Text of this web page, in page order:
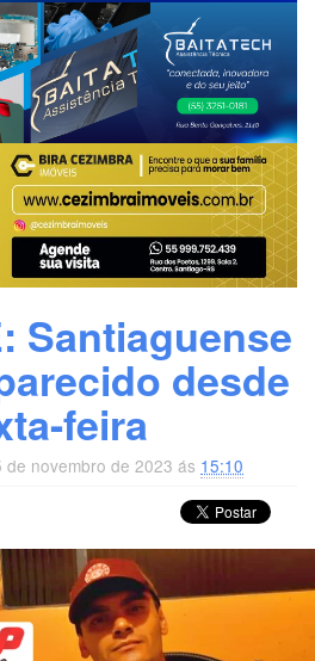
Santiaguense
desde
feira
de novembro de 2023 ás 15:10